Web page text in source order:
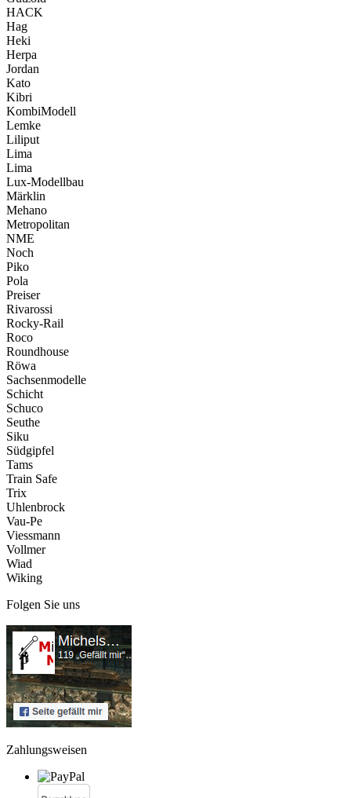
HACK
Hag
Heki
Herpa
Jordan
Kato
Kibri
KombiModell
Lemke
Liliput
Lima
Lima
Lux-Modellbau
Märklin
Mehano
Metropolitan
NME
Noch
Piko
Pola
Preiser
Rivarossi
Rocky-Rail
Roco
Roundhouse
Röwa
Sachsenmodelle
Schicht
Schuco
Seuthe
Siku
Südgipfel
Tams
Train Safe
Trix
Uhlenbrock
Vau-Pe
Viessmann
Vollmer
Wiad
Wiking
Folgen Sie uns
Zahlungsweisen